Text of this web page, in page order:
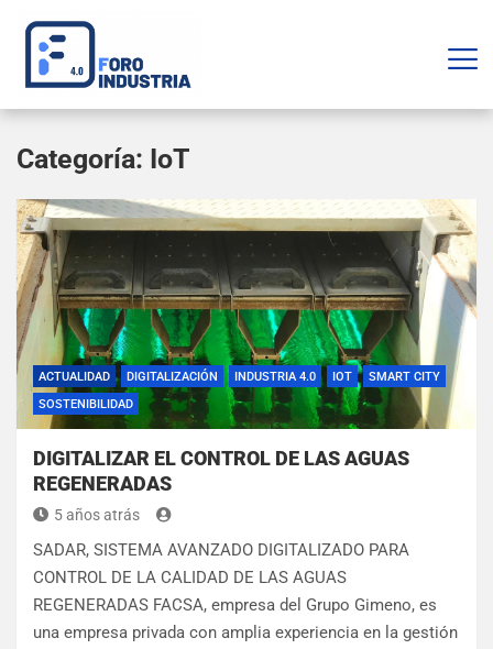
Categoría: IoT
ACTUALIDAD DIGITALIZACIÓN INDUSTRIA 4.0 IOT
SMART CITY
SOSTENIBILIDAD
DIGITALIZAR EL CONTROL DE LAS AGUAS
REGENERADAS
5 años atrás
SADAR, SISTEMA AVANZADO DIGITALIZADO PARA
CONTROL DE LA CALIDAD DE LAS AGUAS
REGENERADAS FACSA, empresa del Grupo Gimeno, es
una empresa privada con amplia experiencia en la gestión